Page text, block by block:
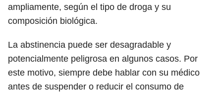
ampliamente, según el tipo de droga y su
composición biológica.
La abstinencia puede ser desagradable y
potencialmente peligrosa en algunos casos. Por
este motivo, siempre debe hablar con su médico
antes de suspender o reducir el consumo de